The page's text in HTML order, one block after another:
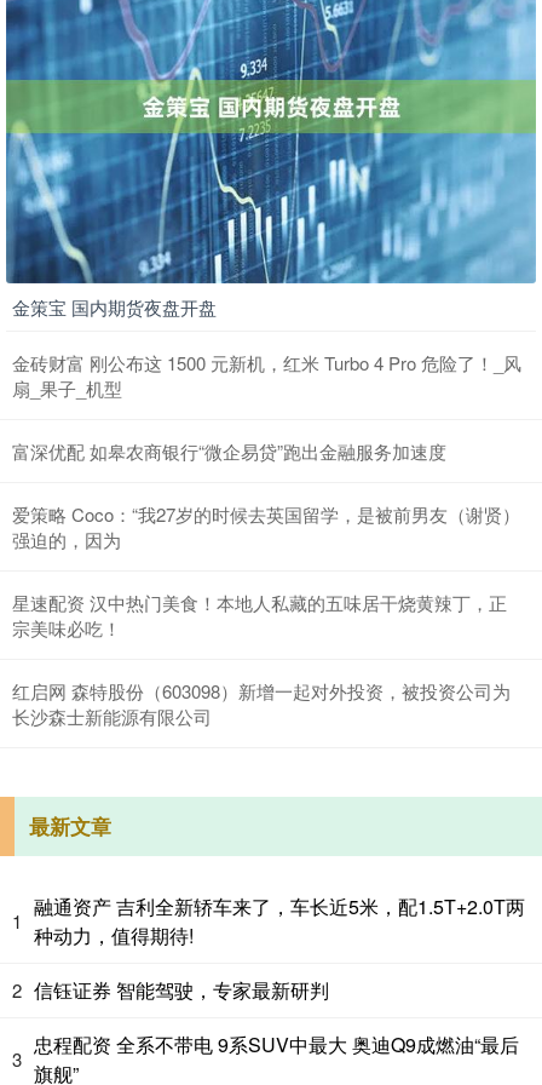
金策宝 国内期货夜盘开盘
金砖财富 刚公布这 1500 元新机，红米 Turbo 4 Pro 危险了！_风
扇_果子_机型
富深优配 如皋农商银行“微企易贷”跑出金融服务加速度
爱策略 Coco：“我27岁的时候去英国留学，是被前男友（谢贤）
强迫的，因为
星速配资 汉中热门美食！本地人私藏的五味居干烧黄辣丁，正
宗美味必吃！
红启网 森特股份（603098）新增一起对外投资，被投资公司为
长沙森士新能源有限公司
最新文章
1
融通资产 吉利全新轿车来了，车长近5米，配1.5T+2.0T两
种动力，值得期待!
2 信钰证券 智能驾驶，专家最新研判
3
忠程配资 全系不带电 9系SUV中最大 奥迪Q9成燃油“最后
旗舰”